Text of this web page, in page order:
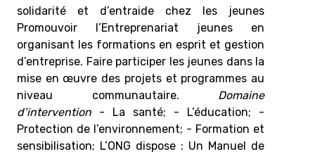
solidarité et d’entraide chez les jeunes
Promouvoir l’Entreprenariat jeunes en
organisant les formations en esprit et gestion
d’entreprise. Faire participer les jeunes dans la
mise en œuvre des projets et programmes au
niveau communautaire. Domaine
d’intervention - La santé; - L’éducation; -
Protection de l’environnement; - Formation et
sensibilisation; L’ONG dispose : Un Manuel de